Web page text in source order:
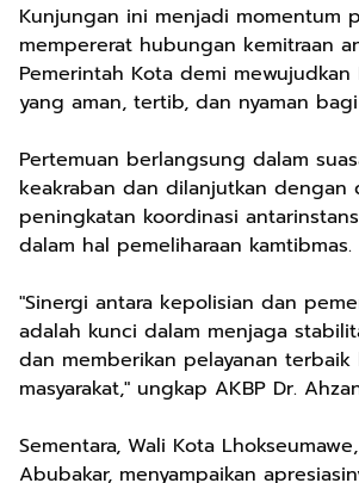
Kunjungan ini menjadi momentum
mempererat hubungan kemitraan
Pemerintah Kota demi mewujudkan
yang aman, tertib, dan nyaman bagi
Pertemuan berlangsung dalam
keakraban dan dilanjutkan dengan
peningkatan koordinasi
dalam hal pemeliharaan kamtibmas.
"Sinergi antara kepolisian dan
adalah kunci dalam menjaga
dan memberikan pelayanan terbaik
masyarakat," ungkap AKBP Dr.
Sementara, Wali Kota
Abubakar, menyampaikan